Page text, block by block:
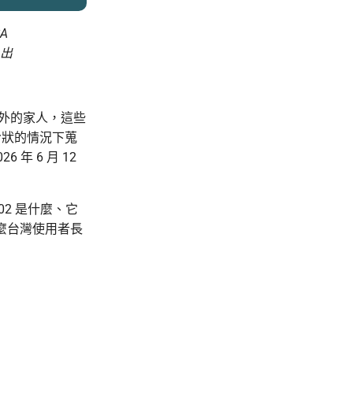
的家人，這些
的情況下蒐
年 6 月 12
是什麼、它
台灣使用者長